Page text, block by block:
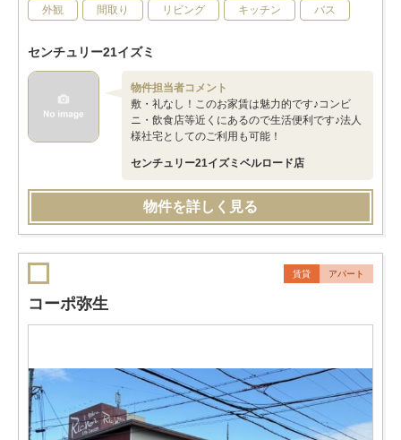
外観 間取り リビング キッチン バス
センチュリー21イズミ
物件担当者コメント
敷・礼なし！このお家賃は魅力的です♪コンビ
ニ・飲食店等近くにあるので生活便利です♪法人
様社宅としてのご利用も可能！
センチュリー21イズミベルロード店
物件を詳しく見る
賃貸 アパート
コーポ弥生